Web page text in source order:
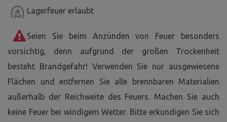
Lagerfeuer erlaubt
Seien Sie beim Anzünden von Feuer besonders
vorsichtig, denn aufgrund der großen Trockenheit
besteht Brandgefahr! Verwenden Sie nur ausgewiesene
Flächen und entfernen Sie alle brennbaren Materialien
außerhalb der Reichweite des Feuers. Machen Sie auch
keine Feuer bei windigem Wetter. Bitte erkundigen Sie sich